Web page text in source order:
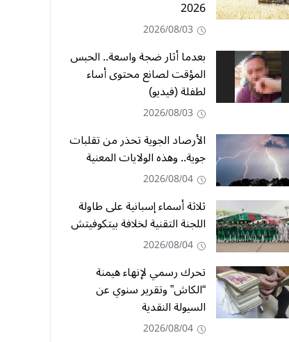
2026
2026/08/03
بعدما أثار ضجة واسعة.. الحبس
المؤقت لصانع محتوى أساء
لطفلة (فيديو)
2026/08/03
الأرصاد الجوية تحذر من تقلبات
جوية.. وهذه الولايات المعنية
2026/08/04
ثلاثة أسماء إسبانية على طاولة
اللجنة التقنية لخلافة بيتكوفيتش
2026/08/04
تحرك رسمي لإنهاء هيمنة
“الكاش” وتقرير سنوي عن
السيولة النقدية
2026/08/04